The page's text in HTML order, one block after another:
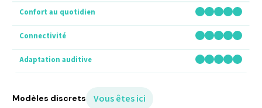
Modèles discrets Vous êtes ici